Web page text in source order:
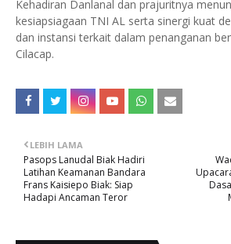
Kehadiran Danlanal dan prajuritnya
kesiapsiagaan TNI AL serta sinergi kuat
dan instansi terkait dalam penanganan
Cilacap.
LEBIH LAMA
Pasops Lanudal Biak Hadiri
Latihan Keamanan Bandara
Frans Kaisiepo Biak: Siap
Hadapi Ancaman Teror